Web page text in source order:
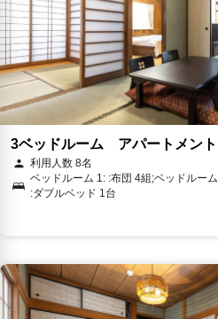
3ベッドルーム アパートメント
利用人数 8名
ベッドルーム 1: :布団 4組;ベッドルー
:ダブルベッド 1台